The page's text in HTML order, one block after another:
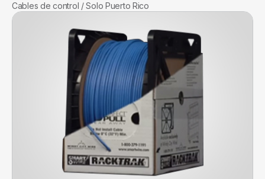
Cables de control / Solo Puerto Rico